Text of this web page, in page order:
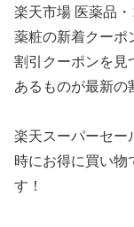
楽天市場 医薬品
薬粧の新着クーポ
割引クーポンを見
あるものが最新の
楽天スーパーセー
時にお得に買い物
す！